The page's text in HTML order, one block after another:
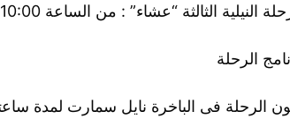
النيلية الثالثة “عشاء” : من الساعة 10:00 م – 01:00 ص
الرحلة
الرحلة فى الباخرة نايل سمارت لمدة